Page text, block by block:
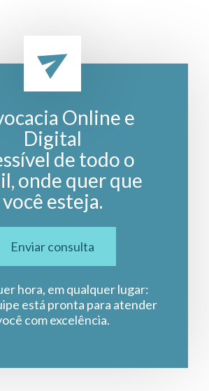
Online e
Digital
de todo o
onde quer que
você esteja.
Enviar consulta
hora, em qualquer lugar:
está pronta para atender
com excelência.